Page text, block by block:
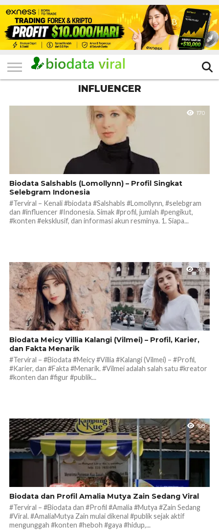
HOME
FILTER
KATEGORI
IKLAN
GRATIS
TERVIRAL
TRADING
KOMUNITAS
BERITA
BISNIS
LAINNYA
INFLUENCER
170
Biodata Salshabls (Lomollynn) – Profil Singkat
Selebgram Indonesia
#Terviral – Kenali #biodata #Salshabls #Lomollynn, #selebgram
dan #influencer #Indonesia. Simak #profil, jumlah #pengikut,
#konten #eksklusif, dan informasi akun resminya. 1. Siapa...
303
Biodata Meicy Villia Kalangi (Vilmei) – Profil, Karier,
dan Fakta Menarik
#Terviral – #Biodata #Meicy #Villia #Kalangi (Vilmei) – #Profil,
#Karier, dan #Fakta #Menarik. #Vilmei adalah salah satu #kreator
#konten dan #figur #publik...
168
Biodata dan Profil Amalia Mutya Zain Sedang Viral
#Terviral – #Biodata dan #Profil #Amalia #Mutya #Zain Sedang
#Viral. #AmaliaMutya Zain mulai dikenal #publik sejak aktif
mengunggah #konten #heboh #gaya #hidup,...